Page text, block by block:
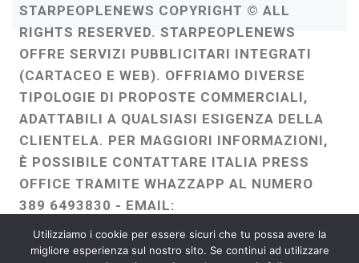
STARPEOPLENEWS COPYRIGHT © ALL
RIGHTS RESERVED. STARPEOPLENEWS
OFFRE SERVIZI PUBBLICITARI INTEGRATI
(CARTACEO E WEB). OFFRIAMO DIVERSE
TIPOLOGIE DI PROPOSTE COMMERCIALI,
ADATTABILI A QUALSIASI ESIGENZA DELLA
CLIENTELA. PER MAGGIORI INFORMAZIONI,
È POSSIBILE CONTATTARE ITALIA PRESS
OFFICE TRAMITE WHAZZAPP AL NUMERO
389 6493830 - EMAIL:
ITALIAPRESSOFFICE@GMAIL.COM
WEBMASTER :FRANCESCO GENTILE
Utilizziamo i cookie per essere sicuri che tu possa avere la
migliore esperienza sul nostro sito. Se continui ad utilizzare